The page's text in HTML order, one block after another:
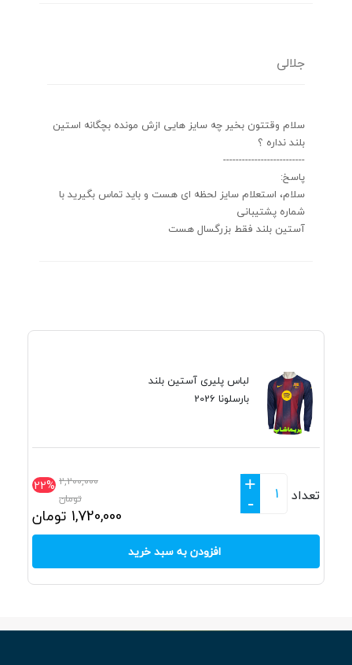
جلالی
سلام وقتتون بخیر چه سایز هایی ازش مونده بچگانه استین
بلند نداره ؟
--------------------------
پاسخ:
سلام، استعلام سایز لحظه ای هست و باید تماس بگیرید با
شماره پشتیبانی
آستین بلند فقط بزرگسال هست
لباس پلیری آستین بلند
بارسلونا 2026
22% 2,200,000
تومان
1,720,000 تومان
تعداد
+
-
افزودن به سبد خرید